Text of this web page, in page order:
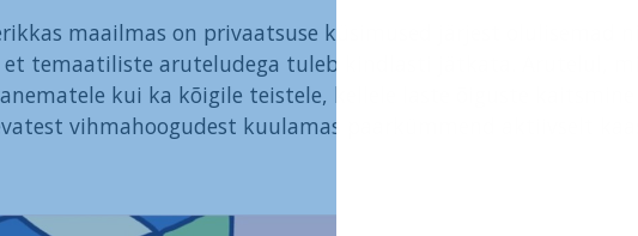
maailmas on privaatsuse küsimused järjest olulisemad
temaatiliste aruteludega tuleb kindlasti jätkata. Arutelul,
kui ka kõigile teistele, kellele laste õiguste kaitsmine
vihmahoogudest kuulamas paarkümmend aktiivselt